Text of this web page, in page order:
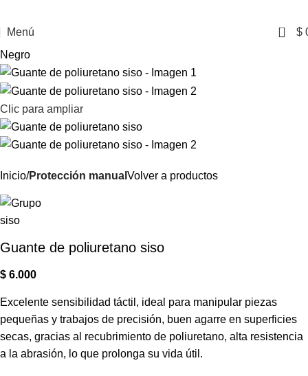
Menú 0 $
Negro
Clic para ampliar
Inicio Protección manual Volver a productos
Guante de poliuretano siso
$ 6.000
Excelente sensibilidad táctil, ideal para manipular piezas
pequeñas y trabajos de precisión, buen agarre en superficies
secas, gracias al recubrimiento de poliuretano, alta resistencia
a la abrasión, lo que prolonga su vida útil.